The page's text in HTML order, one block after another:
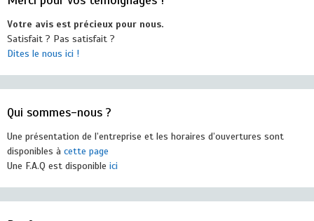
Votre avis est précieux pour nous.
Satisfait ? Pas satisfait ?
Dites le nous ici !
Qui sommes-nous ?
Une présentation de l’entreprise et les horaires d’ouvertures sont
disponibles à cette page
Une F.A.Q est disponible ici